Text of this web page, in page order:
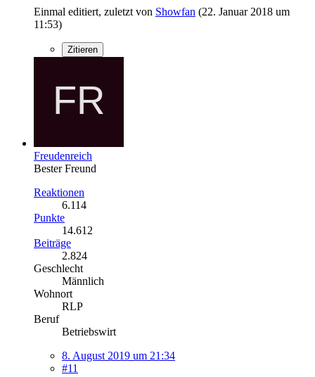
Einmal editiert, zuletzt von Showfan (22. Januar 2018 um
11:53)
Zitieren
Freudenreich
Bester Freund
Reaktionen
6.114
Punkte
14.612
Beiträge
2.824
Geschlecht
Männlich
Wohnort
RLP
Beruf
Betriebswirt
8. August 2019 um 21:34
#11